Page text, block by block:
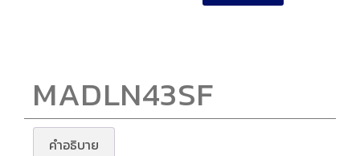
MADLN43SF
คำอธิบาย